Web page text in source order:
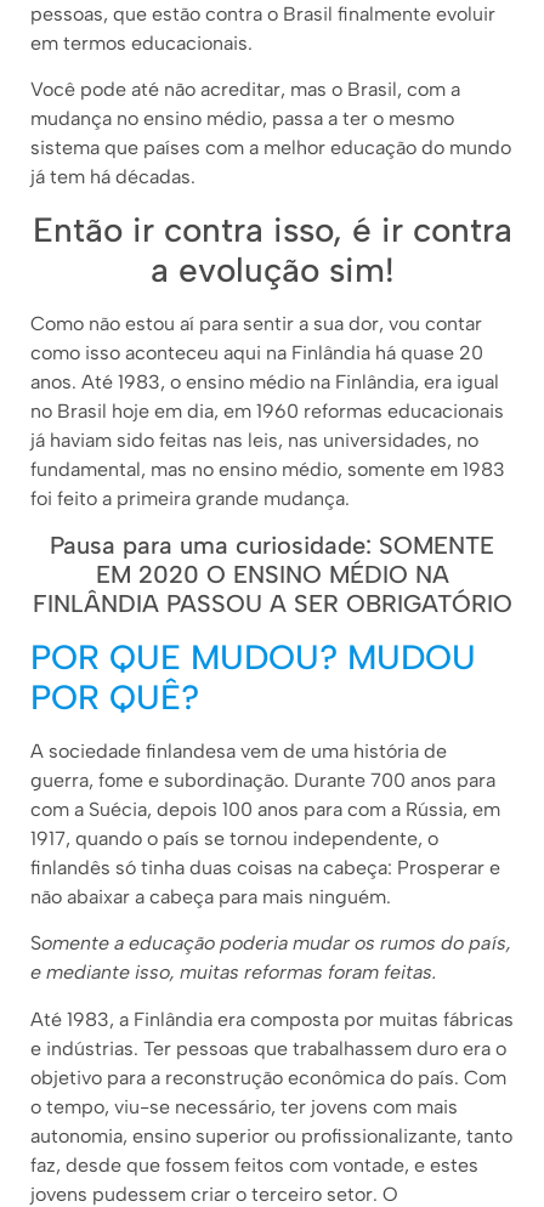
pessoas, que estão contra o Brasil finalmente evoluir
em termos educacionais.
Você pode até não acreditar, mas o Brasil, com a
mudança no ensino médio, passa a ter o mesmo
sistema que países com a melhor educação do mundo
já tem há décadas.
Então ir contra isso, é ir contra
a evolução sim!
Como não estou aí para sentir a sua dor, vou contar
como isso aconteceu aqui na Finlândia há quase 20
anos. Até 1983, o ensino médio na Finlândia, era igual
no Brasil hoje em dia, em 1960 reformas educacionais
já haviam sido feitas nas leis, nas universidades, no
fundamental, mas no ensino médio, somente em 1983
foi feito a primeira grande mudança.
Pausa para uma curiosidade: SOMENTE
EM 2020 O ENSINO MÉDIO NA
FINLÂNDIA PASSOU A SER OBRIGATÓRIO
POR QUE MUDOU? MUDOU
POR QUÊ?
A sociedade finlandesa vem de uma história de
guerra, fome e subordinação. Durante 700 anos para
com a Suécia, depois 100 anos para com a Rússia, em
1917, quando o país se tornou independente, o
finlandês só tinha duas coisas na cabeça: Prosperar e
não abaixar a cabeça para mais ninguém.
Somente a educação poderia mudar os rumos do país,
e mediante isso, muitas reformas foram feitas.
Até 1983, a Finlândia era composta por muitas fábricas
e indústrias. Ter pessoas que trabalhassem duro era o
objetivo para a reconstrução econômica do país. Com
o tempo, viu-se necessário, ter jovens com mais
autonomia, ensino superior ou profissionalizante, tanto
faz, desde que fossem feitos com vontade, e estes
jovens pudessem criar o terceiro setor. O